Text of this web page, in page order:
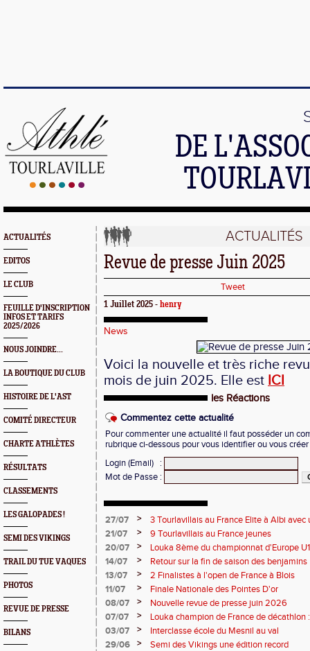
DE
ACTUALITÉS
EDITOS
LE CLUB
FEUILLE D'INSCRIPTION
INFOS ET TARIFS
2025/2026
NOUS JOINDRE...
LA BOUTIQUE DU CLUB
HISTOIRE DE L'AST
COMITÉ DIRECTEUR
CHARTE ATHLÈTES
RÉSULTATS
CLASSEMENTS
LES GALOPADES !
SEMI DES VIKINGS
TRAIL DU TUE VAQUES
PHOTOS
REVUE DE PRESSE
BILANS
ACTUALITÉS
Revue de presse Juin 2025
Tweet
1 Juillet 2025 - henry
News
Voici la nouvelle et très riche
mois de juin 2025. Elle est ICI
les Réactions
Commentez cette actualité
Pour commenter une actualité il faut posséder un
rubrique ci-dessous pour vous identifier ou vous
Login (Email)
:
Mot de Passe :
27/07 >
3 Tourlavillais au France Elite à Albi
Juliette
21/07 >
9 Tourlavillais au France jeunes
20/07
>
Louka 8ème du championnat d'Europe
14/07
>
Retour sur la fin de saison des benjamins
13/07
>
2 Finalistes à l'open de France à Blois
11/07
>
Finale Nationale des Pointes D'or
08/07
>
Nouvelle revue de presse juin 2026
07/07
>
Louka champion de France de décathlon
points !
03/07 >
Interclasse école du Mesnil au val
29/06
>
Semi des Vikings une édition record